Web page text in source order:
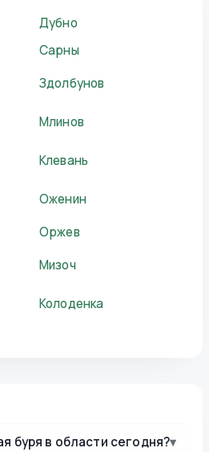
Дубно
Сарны
Здолбунов
Млинов
Клевань
Оженин
Оржев
Мизоч
Колоденка
буря в области сегодня?▾